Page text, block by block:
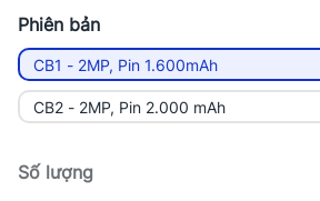
Phiên bản
CB1 - 2MP, Pin 1.600mAh
CB2 - 2MP, Pin 2.000 mAh
Số lượng